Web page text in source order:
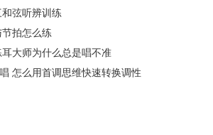
弦听辨训练
拍怎么练
大师为什么总是唱不准
怎么用首调思维快速转换调性